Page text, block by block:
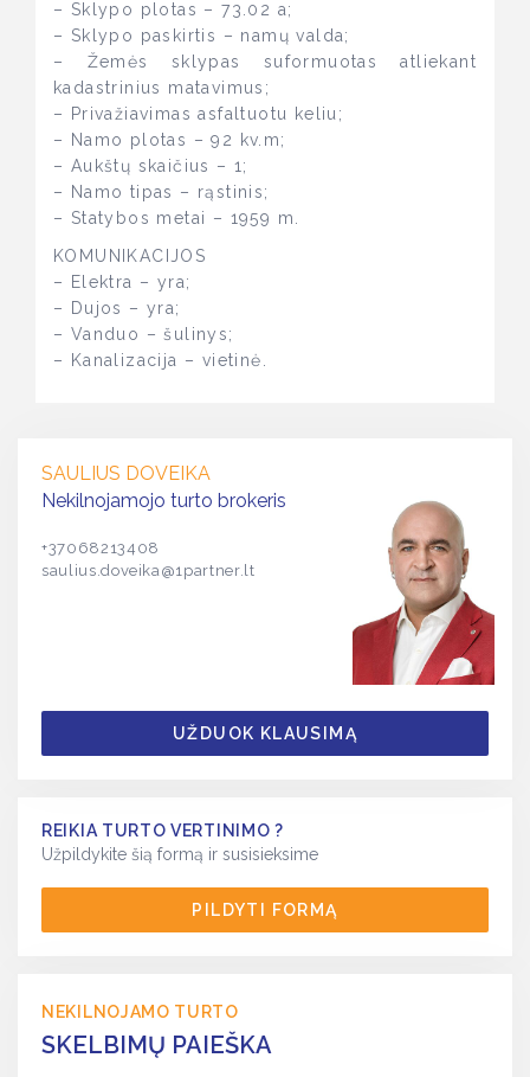
– Sklypo plotas – 73.02 a;
– Sklypo paskirtis – namų valda;
– Žemės sklypas suformuotas atliekant
kadastrinius matavimus;
– Privažiavimas asfaltuotu keliu;
– Namo plotas – 92 kv.m;
– Aukštų skaičius – 1;
– Namo tipas – rąstinis;
– Statybos metai – 1959 m.
KOMUNIKACIJOS
– Elektra – yra;
– Dujos – yra;
– Vanduo – šulinys;
– Kanalizacija – vietinė.
SAULIUS DOVEIKA
Nekilnojamojo turto brokeris
+37068213408
saulius.doveika@1partner.lt
UŽDUOK KLAUSIMĄ
REIKIA TURTO VERTINIMO ?
Užpildykite šią formą ir susisieksime
PILDYTI FORMĄ
NEKILNOJAMO TURTO
SKELBIMŲ PAIEŠKA